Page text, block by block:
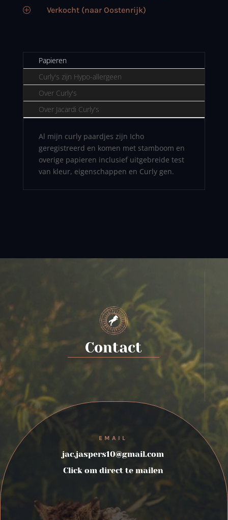
P Verkocht (naar Oostenrijk)
Papieren
Curly's zijn Hypo-allergeen
Over Curly's
Over Jacardi Curly's
Al mijn curly paardjes zijn Icho
geregistreerd en komen met stamboom en
overige papieren inclusief uitgebreide test
van kleur, eigenschappen en Curly gen.
Contact
EMAIL
jac.jaspers10@gmail.com
Click om direct te mailen